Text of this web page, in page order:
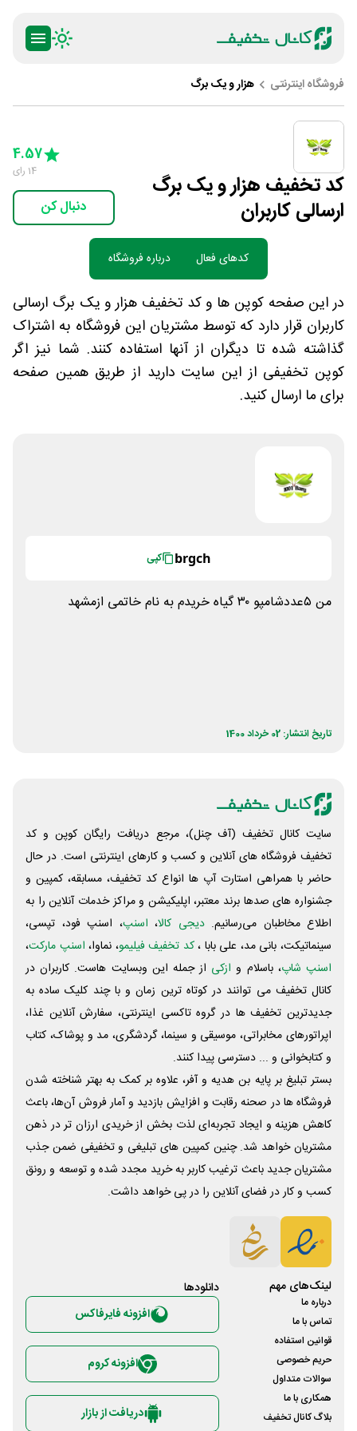
فروشگاه اینترنتی هزار و یک برگ
کد تخفیف هزار و یک برگ
ارسالی کاربران
3 Stars
4 Stars
5 Stars
4.57
14 رای
دنبال کن
کدهای فعال درباره فروشگاه
در این صفحه کوپن ها و کد تخفیف هزار و یک برگ ارسالی
کاربران قرار دارد که توسط مشتریان این فروشگاه به اشتراک
گذاشته شده تا دیگران از آنها استفاده کنند. شما نیز اگر
کوپن تخفیفی از این سایت دارید از طریق همین صفحه
برای ما ارسال کنید.
brgch کپی
من ۵عددشامپو ۳۰ گیاه خریدم به نام خاتمی ازمشهد
تاریخ انتشار: 02 خرداد 1400
سایت کانال تخفیف (آف چنل)، مرجع دریافت رایگان کوپن و کد
تخفیف فروشگاه های آنلاین و کسب و‌ کارهای اینترنتی است. در حال
حاضر با همراهی استارت آپ ها انواع کد تخفیف، مسابقه، کمپین و
جشنواره های صدها برند معتبر، اپلیکیشن و مراکز خدمات آنلاین را به
اطلاع مخاطبان می‌رسانیم. دیجی کالا، اسنپ، اسنپ فود، تپسی،
سینماتیکت، بانی مد، علی‌ بابا ،کد تخفیف فیلیمو، نماوا، اسنپ مارکت،
اسنپ شاپ، باسلام و ازکی از جمله این وبسایت ‌هاست. کاربران در
کانال تخفیف می توانند در کوتاه ترین زمان و با چند کلیک ساده به
جدیدترین تخفیف ها در گروه تاکسی اینترنتی، سفارش آنلاین غذا،
اپراتورهای مخابراتی، موسیقی و سینما، گردشگری، مد و پوشاک، کتاب
و کتابخوانی و ... دسترسی پیدا کنند.
بستر تبلیغ بر پایه بن هدیه و آفر، علاوه بر کمک به بهتر شناخته شدن
فروشگاه ها در صحنه رقابت و افزایش بازدید و آمار فروش آن‌ها، باعث
کاهش هزینه و ایجاد تجربه‌ای لذت بخش از خریدی ارزان تر در ذهن
مشتریان خواهد شد. چنین کمپین های تبلیغی و تخفیفی ضمن جذب
مشتریان جدید باعث ترغیب کاربر به خرید مجدد شده و توسعه و رونق
کسب و کار در فضای آنلاین را در پی خواهد داشت.
لینک‌های مهم
درباره ما
تماس با ما
قوانین استفاده
حریم خصوصی
سوالات متداول
همکاری با ما
بلاگ کانال تخفیف
دانلود‌ها
افزونه فایرفاکس
افزونه کروم
دریافت از بازار